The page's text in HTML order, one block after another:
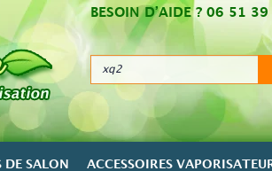
BESOIN D’AIDE ?06 51 39
DE SALON ACCESSOIRES